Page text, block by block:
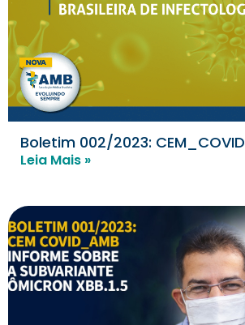
Boletim 002/2023: CEM_COVID
Leia Mais »